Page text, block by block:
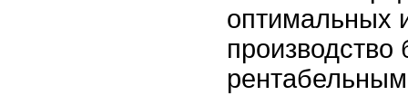
оптимальных